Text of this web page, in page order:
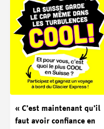
« C’est maintenant qu’il
faut avoir confiance en